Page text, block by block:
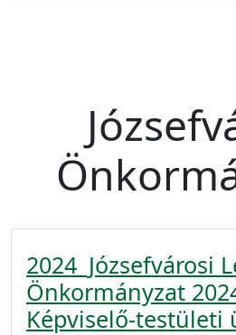
2024_Józsefvárosi
Önkormányzat
Képviselő-testületi